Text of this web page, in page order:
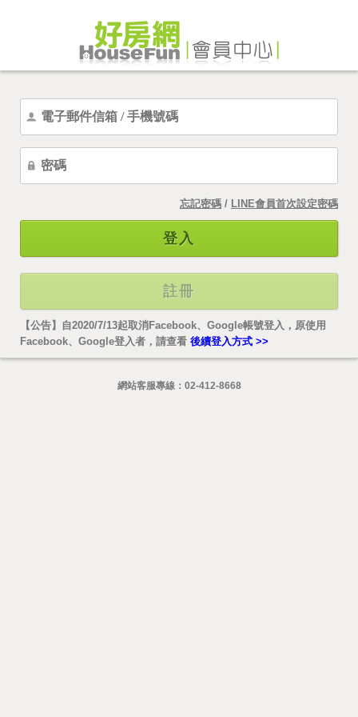
忘記密碼 / LINE會員首次設定密碼
登入
註冊
【公告】自2020/7/13起取消Facebook、Google帳號登入，原使用
Facebook、Google登入者，請查看 後續登入方式 >>
網站客服專線： 02-412-8668